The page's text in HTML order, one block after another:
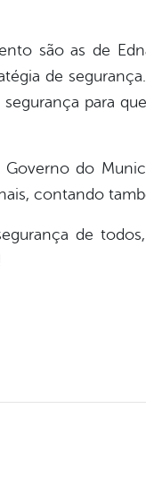
são as de
de
para
do
contando
de